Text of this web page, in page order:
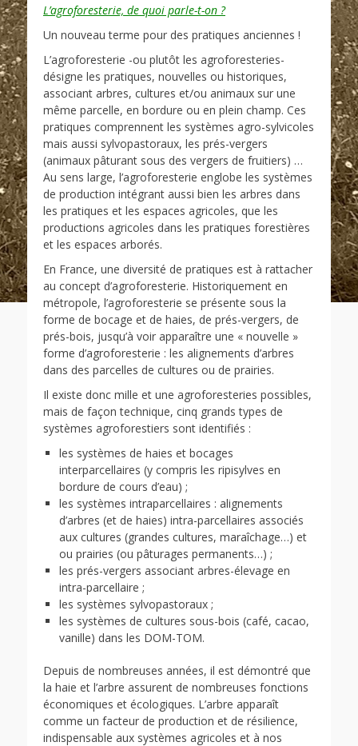
L’agroforesterie, de quoi parle-t-on ?
Un nouveau terme pour des pratiques anciennes !
L’agroforesterie -ou plutôt les agroforesteries-
désigne les pratiques, nouvelles ou historiques,
associant arbres, cultures et/ou animaux sur une
même parcelle, en bordure ou en plein champ. Ces
pratiques comprennent les systèmes agro-sylvicoles
mais aussi sylvopastoraux, les prés-vergers
(animaux pâturant sous des vergers de fruitiers) …
Au sens large, l’agroforesterie englobe les systèmes
de production intégrant aussi bien les arbres dans
les pratiques et les espaces agricoles, que les
productions agricoles dans les pratiques forestières
et les espaces arborés.
En France, une diversité de pratiques est à rattacher
au concept d’agroforesterie. Historiquement en
métropole, l’agroforesterie se présente sous la
forme de bocage et de haies, de prés-vergers, de
prés-bois, jusqu’à voir apparaître une « nouvelle »
forme d’agroforesterie : les alignements d’arbres
dans des parcelles de cultures ou de prairies.
Il existe donc mille et une agroforesteries possibles,
mais de façon technique, cinq grands types de
systèmes agroforestiers sont identifiés :
les systèmes de haies et bocages
interparcellaires (y compris les ripisylves en
bordure de cours d’eau) ;
les systèmes intraparcellaires : alignements
d’arbres (et de haies) intra-parcellaires associés
aux cultures (grandes cultures, maraîchage…) et
ou prairies (ou pâturages permanents…) ;
les prés-vergers associant arbres-élevage en
intra-parcellaire ;
les systèmes sylvopastoraux ;
les systèmes de cultures sous-bois (café, cacao,
vanille) dans les DOM-TOM.
Depuis de nombreuses années, il est démontré que
la haie et l’arbre assurent de nombreuses fonctions
économiques et écologiques. L’arbre apparaît
comme un facteur de production et de résilience,
indispensable aux systèmes agricoles et à nos